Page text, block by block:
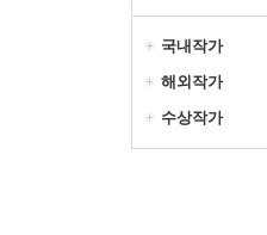
국내작가
해외작가
수상작가